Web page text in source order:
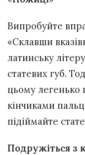
Випробуйте
«Склавши
латинську
статевих губ.
цьому легенько
кінчиками
підіймайте
Подружіться з